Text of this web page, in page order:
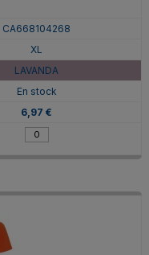
CA668104268
XL
LAVANDA
En stock
6,97 €